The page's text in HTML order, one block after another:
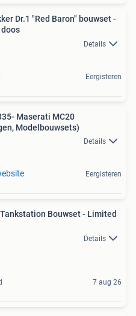
Dr.1 "Red Baron" bouwset -
Details
Eergisteren
Maserati MC20
Modelbouwsets)
Details
Eergisteren
Tankstation Bouwset - Limited
Details
7 aug 26